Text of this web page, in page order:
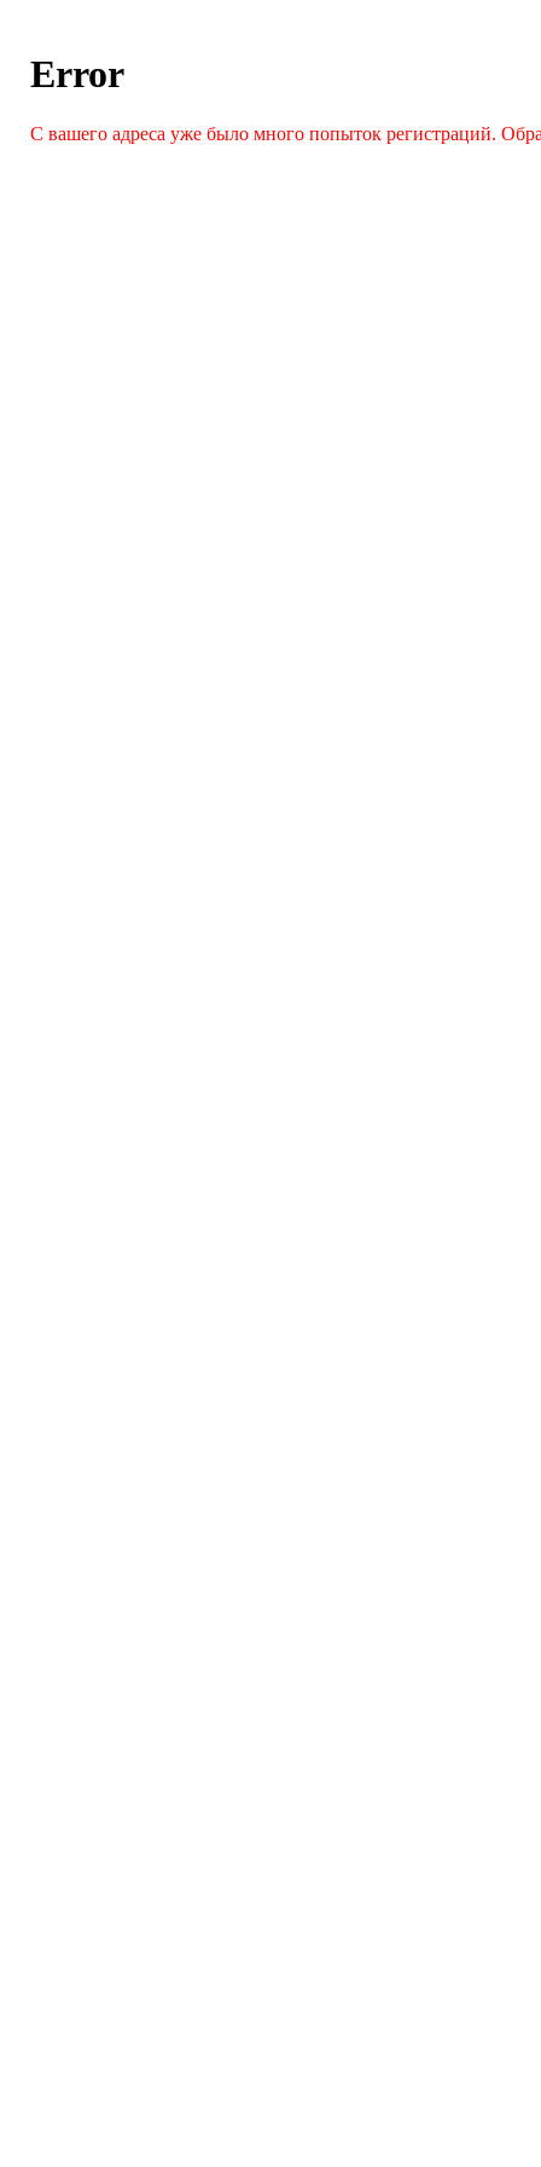
Error
С вашего адреса уже было много попыток регистраций.